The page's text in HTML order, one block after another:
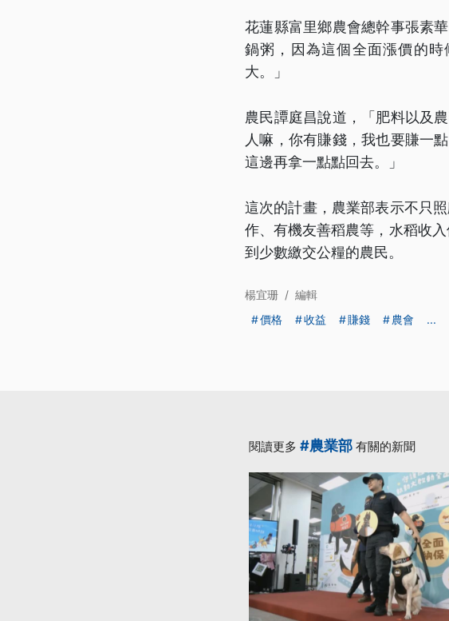
花蓮縣富里鄉農會總幹事張素
鍋粥，因為這個全面漲價的
大。」
農民譚庭昌說道，「肥料以及
人嘛，你有賺錢，我也要賺一
這邊再拿一點點回去。」
這次的計畫，農業部表示不只
作、有機友善稻農等，水稻收
到少數繳交公糧的農民。
楊宜珊 / 編輯
價格
收益 賺錢 農會 ...
閱讀更多 #農業部 有關的新聞